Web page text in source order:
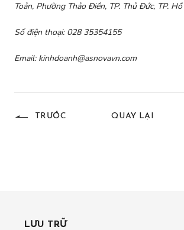
Toản, Phường Thảo Điền, TP. Thủ Đức, TP.
Số điện thoại: 028 35354155
Email: kinhdoanh@asnovavn.com
TRƯỚC QUAY LẠI
LƯU TRỮ